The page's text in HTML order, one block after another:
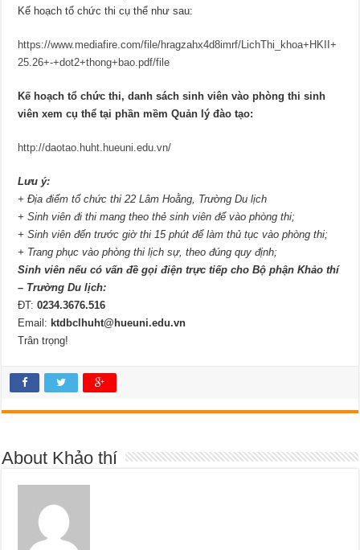
Kế hoạch tổ chức thi cụ thể như sau:
https://www.mediafire.com/file/hragzahx4d8imrf/LichThi_khoa+HKII+
25.26+-+dot2+thong+bao.pdf/file
Kế hoạch tổ chức thi, danh sách sinh viên vào phòng thi sinh
viên xem cụ thể tại phần mềm Quản lý đào tạo:
http://daotao.huht.hueuni.edu.vn/
Lưu ý:
+ Địa điểm tổ chức thi 22 Lâm Hoằng, Trường Du lịch
+ Sinh viên đi thi mang theo thẻ sinh viên để vào phòng thi;
+ Sinh viên đến trước giờ thi 15 phút để làm thủ tục vào phòng thi;
+ Trang phục vào phòng thi lịch sự, theo đúng quy định;
Sinh viên nếu có vấn đề gọi điện trực tiếp cho Bộ phận Khảo thí
– Trường Du lịch:
ĐT:0234.3676.516
Email: ktdbclhuht@hueuni.edu.vn
Trân trọng!
About Khảo thí